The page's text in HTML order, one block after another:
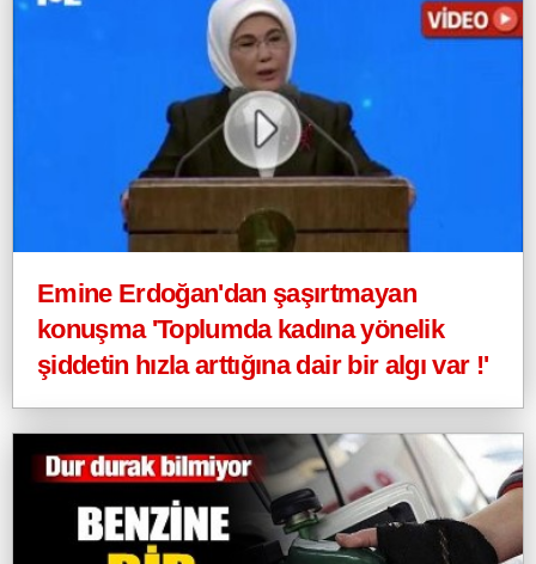
Emine Erdoğan'dan şaşırtmayan
konuşma 'Toplumda kadına yönelik
şiddetin hızla arttığına dair bir algı var !'